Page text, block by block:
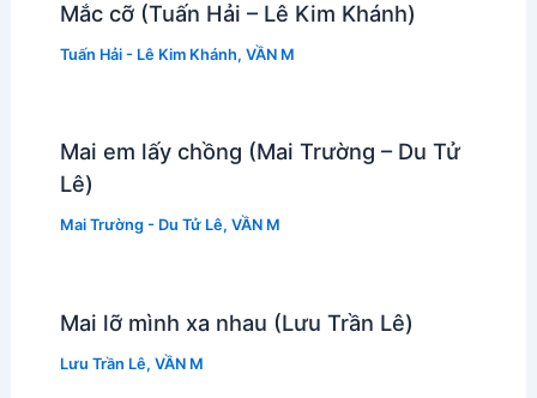
Mắc cỡ (Tuấn Hải – Lê Kim Khánh)
Tuấn Hải - Lê Kim Khánh, VẦN M
Mai em lấy chồng (Mai Trường – Du Tử
Lê)
Mai Trường - Du Tử Lê, VẦN M
Mai lỡ mình xa nhau (Lưu Trần Lê)
Lưu Trần Lê, VẦN M